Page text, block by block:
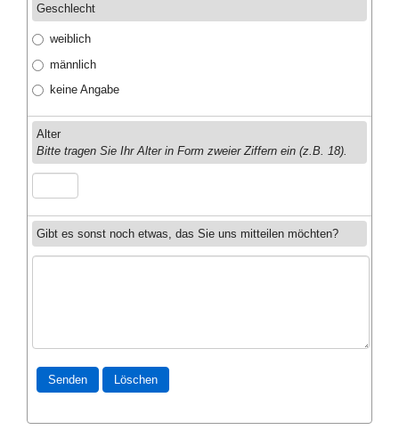
Geschlecht
weiblich
männlich
keine Angabe
Alter
Bitte tragen Sie Ihr Alter in Form zweier Ziffern ein (z.B. 18).
Gibt es sonst noch etwas, das Sie uns mitteilen möchten?